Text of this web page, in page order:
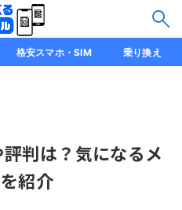
格安スマホ・SIM 乗り換え
判は？気になるメ
紹介